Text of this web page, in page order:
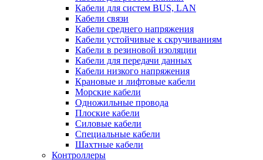
Кабели для систем BUS, LAN
Кабели связи
Кабели среднего напряжения
Кабели устойчивые к скручиваниям
Кабели в резиновой изоляции
Кабели для передачи данных
Кабели низкого напряжения
Крановые и лифтовые кабели
Морские кабели
Одножильные провода
Плоские кабели
Силовые кабели
Специальные кабели
Шахтные кабели
Контроллеры